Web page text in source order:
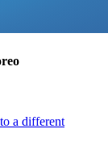
a different